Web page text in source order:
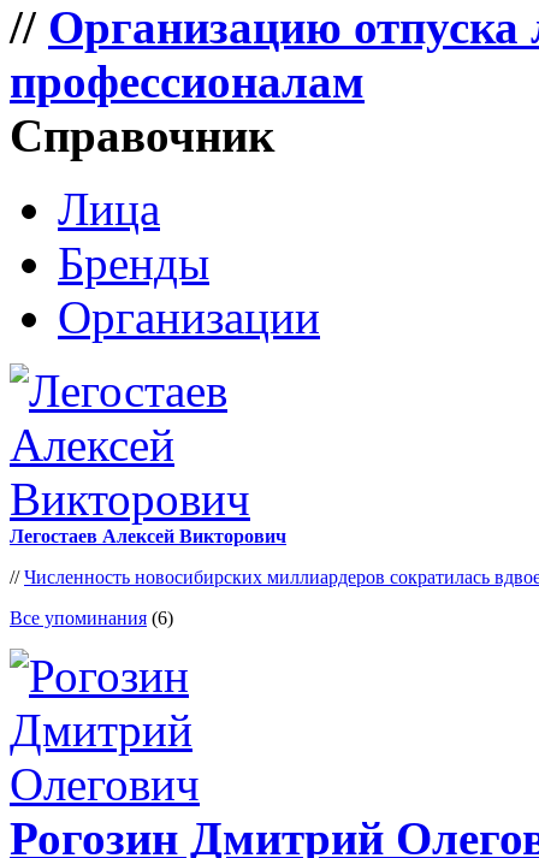
// Организацию отпуска
профессионалам
Справочник
Лица
Бренды
Организации
Легостаев Алексей Викторович
//Численность новосибирских миллиардеров сократилась
Все упоминания (6)
Рогозин Дмитрий